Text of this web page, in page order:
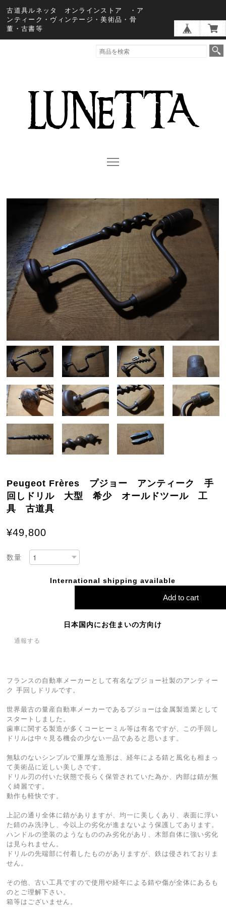
古道具ルネッタ オンラインストア ・ア
ンティーク・ヴィンテージ・美術品・骨
董・古書等
Peugeot Frères プジョー アンティーク 手
回しドリル 大型 希少 オールドツール 工
具 古道具
¥49,800
数量
International shipping available
Add to cart
日本国内にお住まいの方向け
通報する
フランスの自動車メーカーとして有名なプジョー社製のアンティー
ク 手回しドリルです。
世界最古の量産自動車メーカーであるプジョーは金属製造業として
スタートしました。
歯車に関する製造が多くコーヒーミル等は有名ですが、この手回し
ドリルは中々見る機会の少ない一品であると思います。
無駄のないシンプルで重厚な造形は、経年による錆と風化も相まっ
て美術品に近しい美しさです。
ドリル刃の付いた状態で長らく保管されていた為か、内部は錆が無
く綺麗です。
動作も軽快です。
上記の通り全体に錆がありますが、均一に美しくあり、表面に浮い
た錆のみ洗浄し、今以上の劣化が進まないよう保護してあります。
ハンドルの塗装のようなもののみ劣化があり、木部自体に強い劣化
は見られません。
ドリルの先端部に付着したものがありますが、鉄は侵されておりま
せん。
その他、古い工具ですので使用や経年による錆や傷が全体にあるも
のとご理解下さい。
箱等はございません。